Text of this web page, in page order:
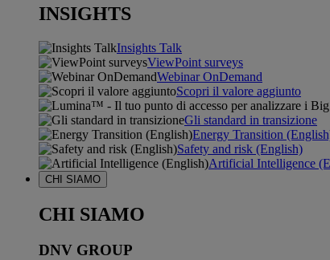
INSIGHTS
Insights Talk
ViewPoint surveys
Webinar OnDemand
Scopri il valore aggiunto
Gli standard in transizione
Energy Transition
Safety and risk (English)
Artificial Intelligence
CHI SIAMO
CHI SIAMO
DNV GROUP